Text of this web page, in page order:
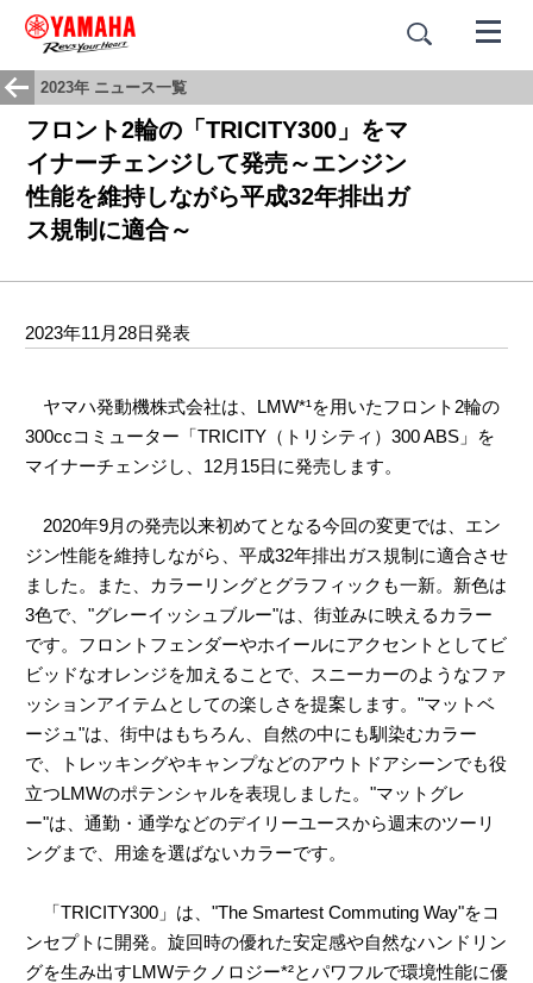
2023年 ニュース一覧
フロント2輪の「TRICITY300」をマ
イナーチェンジして発売～エンジン
性能を維持しながら平成32年排出ガ
ス規制に適合～
2023年11月28日発表
ヤマハ発動機株式会社は、LMW*¹を用いたフロント2輪の
300ccコミューター「TRICITY（トリシティ）300 ABS」を
マイナーチェンジし、12月15日に発売します。
2020年9月の発売以来初めてとなる今回の変更では、エン
ジン性能を維持しながら、平成32年排出ガス規制に適合させ
ました。また、カラーリングとグラフィックも一新。新色は
3色で、"グレーイッシュブルー"は、街並みに映えるカラー
です。フロントフェンダーやホイールにアクセントとしてビ
ビッドなオレンジを加えることで、スニーカーのようなファ
ッションアイテムとしての楽しさを提案します。"マットベ
ージュ"は、街中はもちろん、自然の中にも馴染むカラー
で、トレッキングやキャンプなどのアウトドアシーンでも役
立つLMWのポテンシャルを表現しました。"マットグレ
ー"は、通勤・通学などのデイリーユースから週末のツーリ
ングまで、用途を選ばないカラーです。
「TRICITY300」は、"The Smartest Commuting Way"をコ
ンセプトに開発。旋回時の優れた安定感や自然なハンドリン
グを生み出すLMWテクノロジー*²とパワフルで環境性能に優